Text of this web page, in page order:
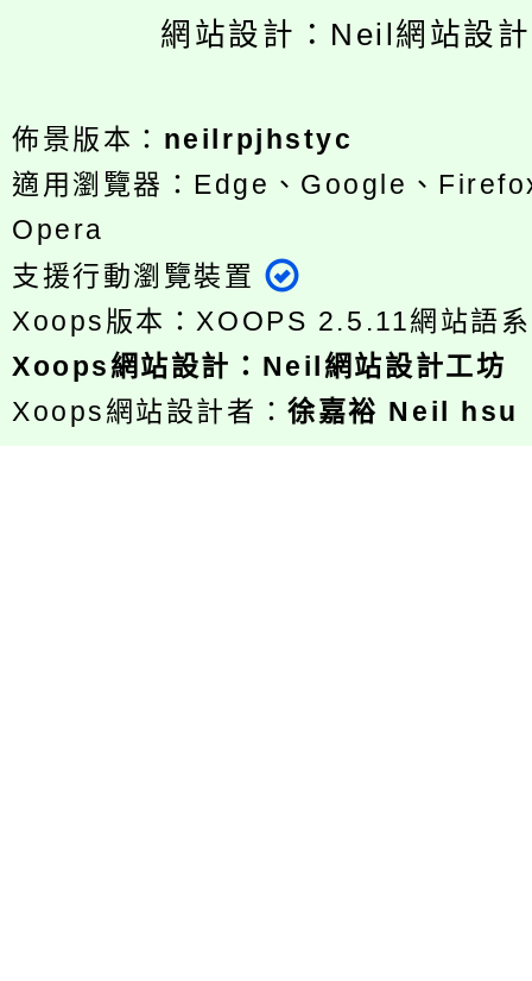
網站設計：Neil網站設
佈景版本： neilrpjhstyc
適用瀏覽器：Edge、Google、
Opera
支援行動瀏覽裝置
Xoops版本：XOOPS 2.5.11網站語
Xoops網站設計 ： Neil網站設計工坊
Xoops網站設計者：徐嘉裕 Neil hsu